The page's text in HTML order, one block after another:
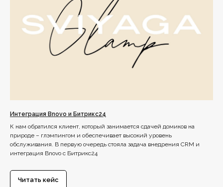
Интеграция Bnovo и Битрикс24
К нам обратился клиент, который занимается сдачей домиков на
природе – глэмпингом и обеспечивает высокий уровень
обслуживания. В первую очередь стояла задача внедрения CRM и
интеграция Bnovo с Битрикс24
Читать кейс